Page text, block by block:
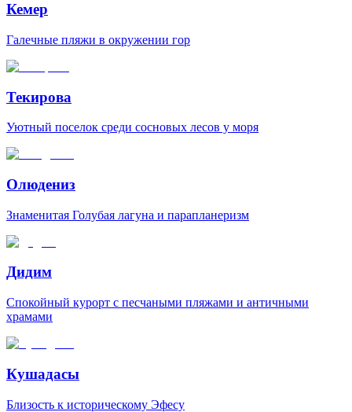
Кемер
Галечные пляжи в окружении гор
Текирова
Уютный поселок среди сосновых лесов у моря
Олюдениз
Знаменитая Голубая лагуна и парапланеризм
Дидим
Спокойный курорт с песчаными пляжами и античными
храмами
Кушадасы
Близость к историческому Эфесу